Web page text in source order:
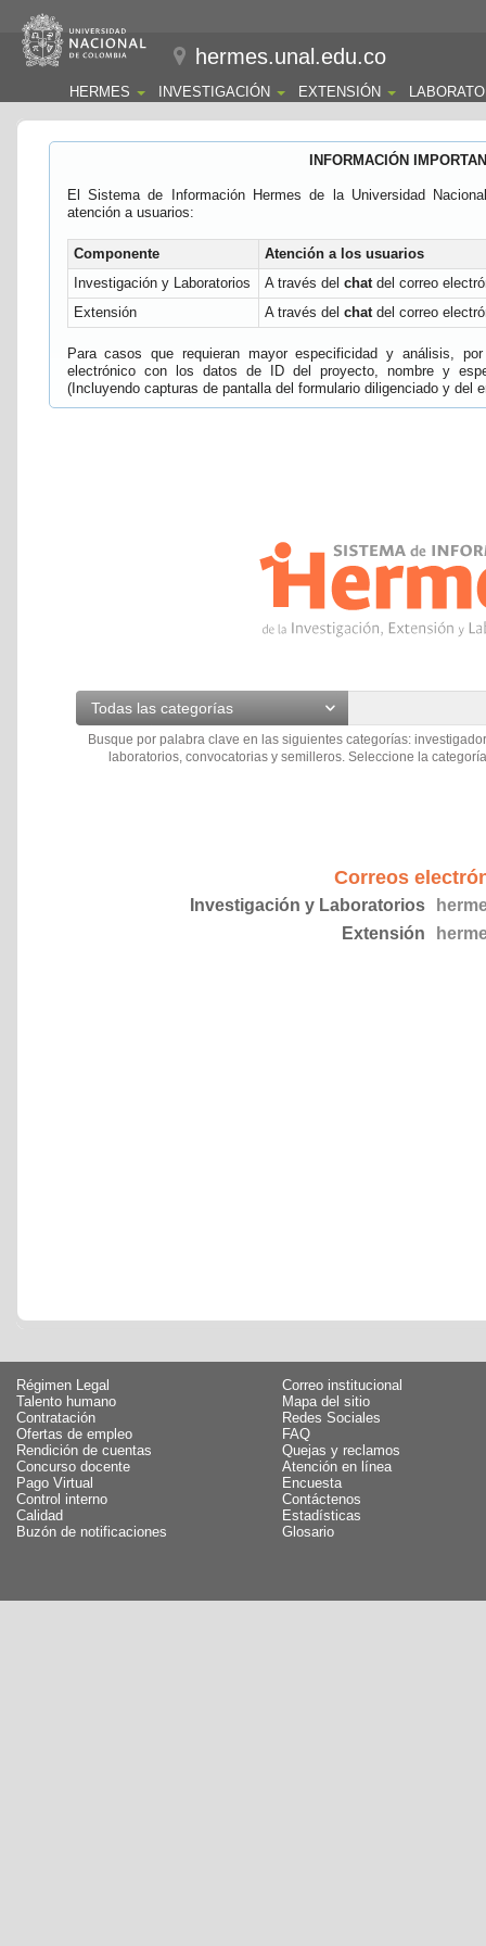
hermes.unal.edu.co
HERMES INVESTIGACIÓN EXTENSIÓN
INFORMACIÓN
El Sistema de Información Hermes de la Universidad
atención a usuarios:
Componente
Atención a los usuarios
Investigación y Laboratorios
A través del chatdel correo
Extensión
A través del chatdel correo
Para casos que requieran mayor especificidad y análisis,
electrónico con los datos de ID del proyecto, nombre y
(Incluyendo capturas de pantalla del formulario diligenciado y del
Todas las categorías
Busque por palabra clave en las siguientes categorías:
laboratorios, convocatorias y semilleros. Seleccione la
Correos
Investigación y Laboratorios
Extensión
Régimen Legal
Talento humano
Contratación
Ofertas de empleo
Rendición de cuentas
Concurso docente
Pago Virtual
Control interno
Calidad
Buzón de notificaciones
Correo institucional
Mapa del sitio
Redes Sociales
FAQ
Quejas y reclamos
Atención en línea
Encuesta
Contáctenos
Estadísticas
Glosario